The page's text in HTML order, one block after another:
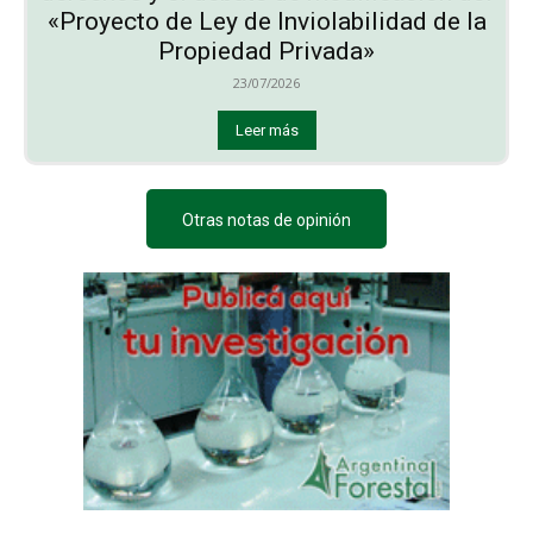
«Proyecto de Ley de Inviolabilidad de la
Propiedad Privada»
23/07/2026
Leer más
Otras notas de opinión